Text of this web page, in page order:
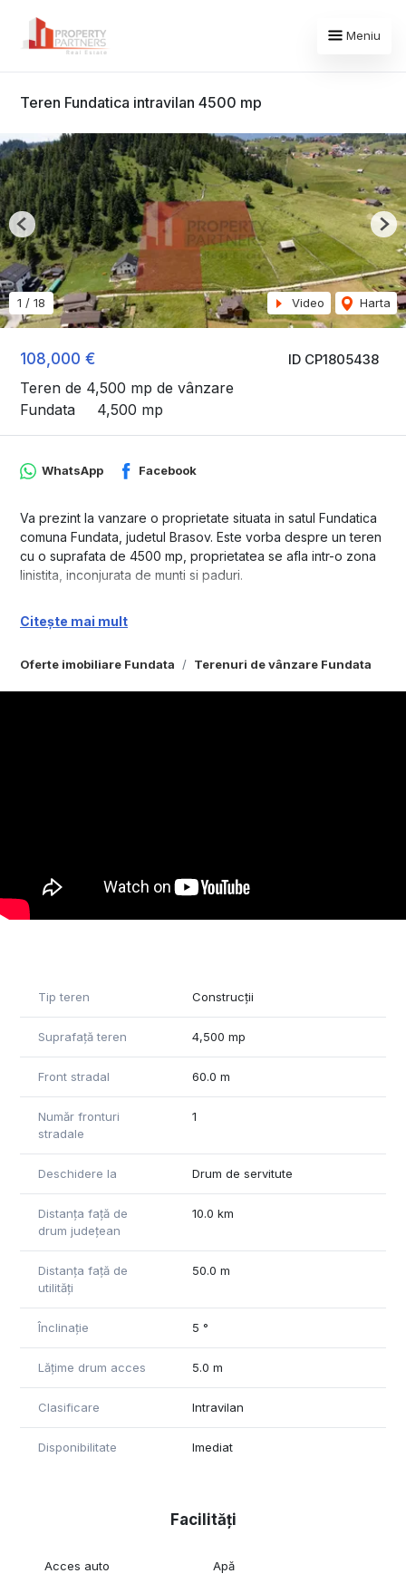
Meniu
Teren Fundatica intravilan 4500 mp
ID CP1805438
108,000 €
Teren de 4,500 mp de vânzare
Fundata
4,500 mp
1 / 18 Video Harta
Previous
Oferte imobiliare Fundata Terenuri de vânzare Fundata
WhatsApp Facebook
Va prezint la vanzare o proprietate situata in satul Fundatica
comuna Fundata, judetul Brasov. Este vorba despre un teren
cu o suprafata de 4500 mp, proprietatea se afla intr-o zona
linistita, inconjurata de munti si paduri.
inconjurata de munti si peisaje pitoresti. Distanta fata de
masina. Distanta fata de Brasov este de 5o km aproximativ
Citește mai mult
Tip teren Construcții
Suprafață teren 4,500 mp
Front stradal 60.0 m
Număr fronturi
stradale
1
Deschidere la Drum de servitute
Distanța față de
drum județean
10.0 km
Distanța față de
utilități
50.0 m
Înclinație 5 °
Lățime drum acces 5.0 m
Clasificare Intravilan
Disponibilitate Imediat
Facilități
Acces auto Apă